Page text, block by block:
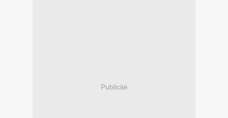
Publicité